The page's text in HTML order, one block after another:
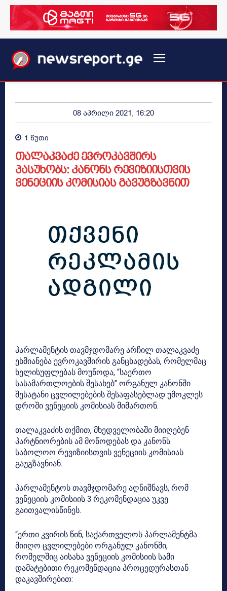
08 აპრილი 2021, 16:20
1 წუთი
თალაკვაძე ევროკავშირს
პასუხობს: კანონს რევიზიისთვის
ვენეციის კომისიას გავუგზავნით
პარლამენტის თავმჯდომარე არჩილ თალაკვაძე
ეხმიანება ევროკავშირის განცხადებას, რომელმაც
ხელისუფლებას მოუწოდა, “საერთო
სასამართლოების შესახებ” ორგანულ კანონში
შესატანი ცვლილებების შესაფასებლად უმოკლეს
დროში ვენეციის კომისიას მიმართონ.
თალაკვაძის თქმით, მხედველობაში მიიღებენ
პარტნიორების ამ მოწოდებას და კანონს
საბოლოო რევიზიისთვის ვენეციის კომისიას
გაუგზავნიან.
პარლამენტოს თავმჯდომარე აღნიშნავს, რომ
ვენეციის კომისიის 3 რეკომენდაცია უკვე
გაითვალისწინეს.
“ერთი კვირის წინ, საქართველოს პარლამენტმა
მიიღო ცვლილებები ორგანულ კანონში,
რომელშიც აისახა ვენეციის კომისიის სამი
დამატებითი რეკომენდაცია პროცედურასთან
დაკავშირებით: